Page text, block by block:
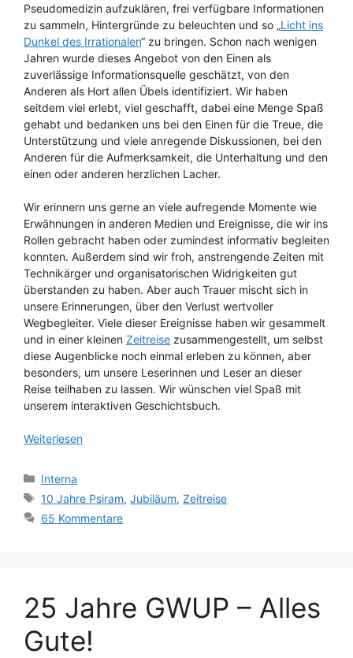
Pseudomedizin aufzuklären, frei verfügbare Informationen
zu sammeln, Hintergründe zu beleuchten und so „Licht ins
Dunkel des Irrationalen“ zu bringen. Schon nach wenigen
Jahren wurde dieses Angebot von den Einen als
zuverlässige Informationsquelle geschätzt, von den
Anderen als Hort allen Übels identifiziert. Wir haben
seitdem viel erlebt, viel geschafft, dabei eine Menge Spaß
gehabt und bedanken uns bei den Einen für die Treue, die
Unterstützung und viele anregende Diskussionen, bei den
Anderen für die Aufmerksamkeit, die Unterhaltung und den
einen oder anderen herzlichen Lacher.
Wir erinnern uns gerne an viele aufregende Momente wie
Erwähnungen in anderen Medien und Ereignisse, die wir ins
Rollen gebracht haben oder zumindest informativ begleiten
konnten. Außerdem sind wir froh, anstrengende Zeiten mit
Technikärger und organisatorischen Widrigkeiten gut
überstanden zu haben. Aber auch Trauer mischt sich in
unsere Erinnerungen, über den Verlust wertvoller
Wegbegleiter. Viele dieser Ereignisse haben wir gesammelt
und in einer kleinen Zeitreise zusammengestellt, um selbst
diese Augenblicke noch einmal erleben zu können, aber
besonders, um unsere Leserinnen und Leser an dieser
Reise teilhaben zu lassen. Wir wünschen viel Spaß mit
unserem interaktiven Geschichtsbuch.
Weiterlesen
Kategorien
Interna
Schlagwörter
10 Jahre Psiram,Jubiläum,Zeitreise
65 Kommentare
25 Jahre GWUP – Alles
Gute!